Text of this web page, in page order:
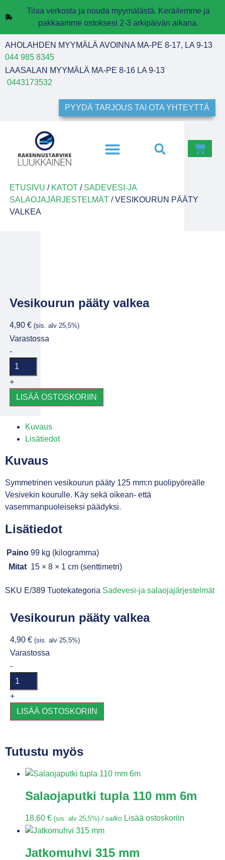
Tilaa verkosta ja nouda myymälästä. Keräilemme ja
pakkaamme ostoksesi 2-3 arkipäivän aikana.
AHOLAHDEN MYYMÄLÄ AVOINNA MA-PE 8-17, LA 9-13
044 985 8345
LAASALAN MYYMÄLÄ MA-PE 8-16 LA 9-13
0443173532
PYYDÄ TARJOUS TAI OTA YHTEYTTÄ
ETUSIVU / KATOT/ SADEVESI-JA
SALAOJAJÄRJESTELMÄT/ VESIKOURUN PÄÄTY
VALKEA
Vesikourun pääty valkea
4,90 € (sis. alv 25,5%)
Varastossa
-
+
LISÄÄ OSTOSKORIIN
Kuvaus
Lisätiedot
Kuvaus
Symmetrinen vesikourun pääty 125 mm:n puolipyöreälle
Vesivekin kourulle. Käy sekä oikean- että
vasemmanpuoleiseksi päädyksi.
Lisätiedot
Paino 99 kg (kilogramma)
Mitat 15 × 8 × 1 cm (senttimetri)
SKU E/389 Tuotekategoria Sadevesi-ja salaojajärjestelmät
Vesikourun pääty valkea
4,90 € (sis. alv 25,5%)
Varastossa
-
+
LISÄÄ OSTOSKORIIN
Tutustu myös
Salaojaputki tupla 110 mm 6m
18,60 € (sis. alv 25,5%) / salko Lisää ostoskoriin
Jatkomuhvi 315 mm